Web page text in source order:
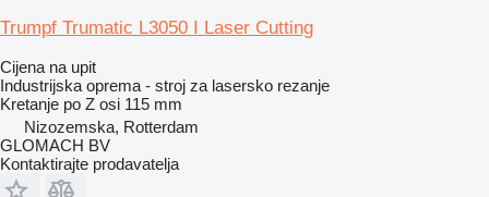
Trumpf Trumatic L3050 I Laser Cutting
Cijena na upit
Industrijska oprema - stroj za lasersko rezanje
Kretanje po Z osi 115 mm
Nizozemska, Rotterdam
GLOMACH BV
Kontaktirajte prodavatelja